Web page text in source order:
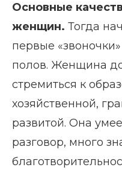
Основные
женщин. Тогда
первые
полов. Женщина
стремиться к
хозяйственной,
развитой. Она
разговор, много